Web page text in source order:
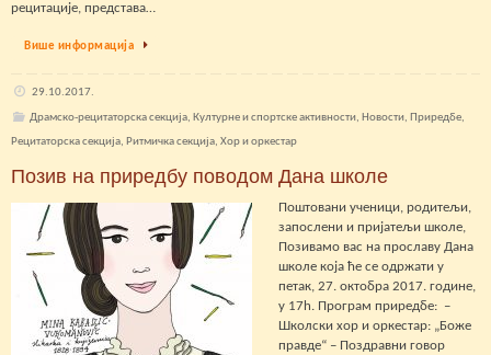
рецитације, представа…
Више информација
29.10.2017.
Драмско-рецитаторска секција, Културне и спортске активности, Новости, Приредбе,
Рецитаторска секција, Ритмичка секција, Хор и оркестар
Позив на приредбу поводом Дана школе
Поштовани ученици, родитељи,
запослени и пријатељи школе,
Позивамо вас на прославу Дана
школе која ће се одржати у
петак, 27. октобра 2017. године,
у 17h. Програм приредбе: –
Школски хор и оркестар: „Боже
правде“ – Поздравни говор